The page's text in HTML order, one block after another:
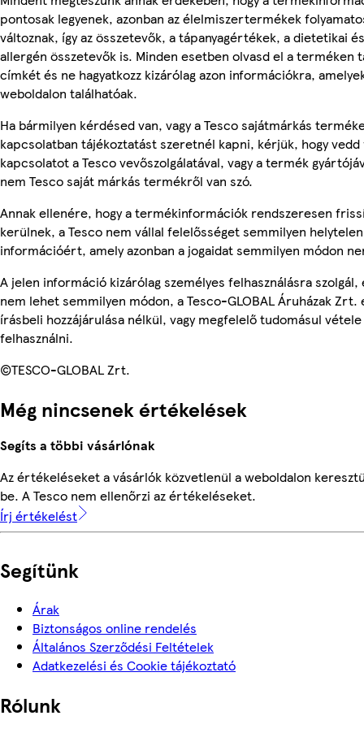
pontosak legyenek, azonban az élelmiszertermékek
változnak, így az összetevők, a tápanyagértékek, a dietetikai és
allergén összetevők is. Minden esetben olvasd el a terméken
címkét és ne hagyatkozz kizárólag azon információkra,
weboldalon találhatóak.
Ha bármilyen kérdésed van, vagy a Tesco sajátmárkás
kapcsolatban tájékoztatást szeretnél kapni, kérjük, hogy vedd
kapcsolatot a Tesco vevőszolgálatával, vagy a termék
nem Tesco saját márkás termékről van szó.
Annak ellenére, hogy a termékinformációk rendszeresen
kerülnek, a Tesco nem vállal felelősséget semmilyen helytelen
információért, amely azonban a jogaidat semmilyen módon
A jelen információ kizárólag személyes felhasználásra szolgál,
nem lehet semmilyen módon, a Tesco-GLOBAL Áruházak Zrt.
írásbeli hozzájárulása nélkül, vagy megfelelő tudomásul
felhasználni.
©TESCO-GLOBAL Zrt.
Még nincsenek értékelések
Segíts a többi vásárlónak
Az értékeléseket a vásárlók közvetlenül a weboldalon
be. A Tesco nem ellenőrzi az értékeléseket.
Írj értékelést
Segítünk
Árak
Biztonságos online rendelés
Általános Szerződési Feltételek
Adatkezelési és Cookie tájékoztató
Rólunk